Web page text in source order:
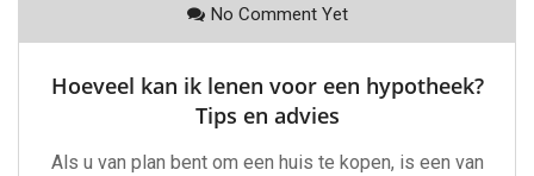
No Comment Yet
Hoeveel kan ik lenen voor een hypotheek?
Tips en advies
Als u van plan bent om een huis te kopen, is een van